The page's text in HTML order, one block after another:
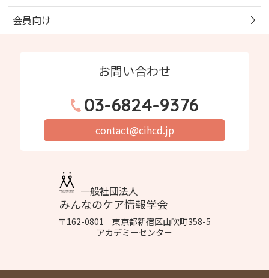
会員向け
お問い合わせ
03-6824-9376
contact@cihcd.jp
一般社団法人
みんなのケア情報学会
〒162-0801 東京都新宿区山吹町358-5
アカデミーセンター